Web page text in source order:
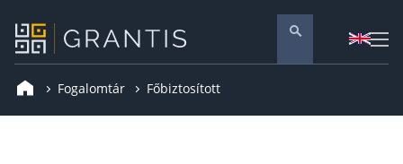
Fogalomtár Főbiztosított